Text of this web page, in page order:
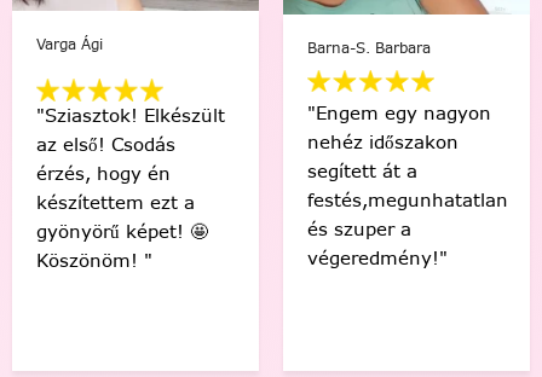
"Én és a kislányom
együtt festettük az
általa kiválasztott
képet. Élveztük
minden pillanatát!"
Balogh Petra
"A legújabb
kedvenc!!🥰🐶❤️
Diego kutyusom🐶"